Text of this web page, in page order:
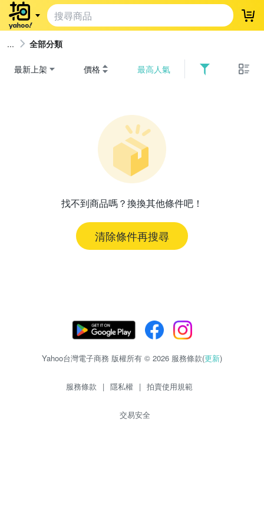
登
全部分類
最新上架 價格 最高人氣
找不到商品嗎？換換其他條件吧！
清除條件再搜尋
Yahoo台灣電子商務 版權所有 © 2026 服務條款(更新)
服務條款 | 隱私權 | 拍賣使用規範
交易安全